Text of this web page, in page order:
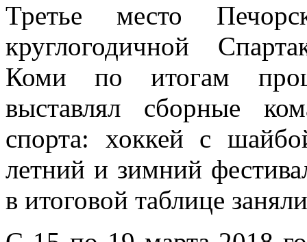
Третье место
круглогодичной
Коми по итогам
выставлял сборные
спорта: хоккей с
летний и зимний
в итоговой таблице